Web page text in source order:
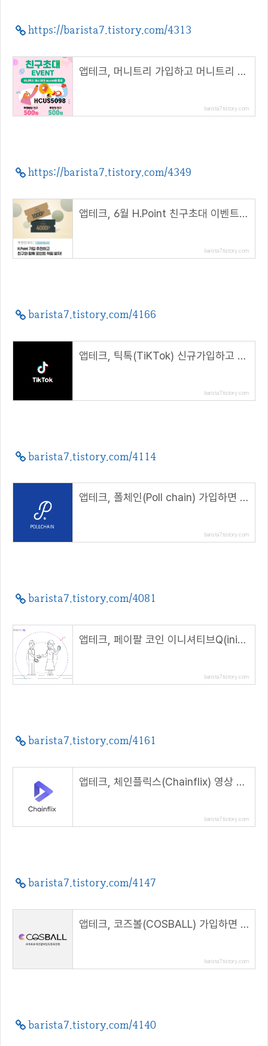
https://barista7.tistory.com/4313
앱테크, 머니트리 가입하고 머니트리 캐시 500원 받자( 추천 코드 : HCUS5098 )
barista7.tistory.com
https://barista7.tistory.com/4349
앱테크, 6월 H.Point 친구초대 이벤트 1000P 받기( 추천 코드 : 10684644 )
barista7.tistory.com
barista7.tistory.com/4166
앱테크, 틱톡(TiKTok) 신규가입하고 최대 150000 포인트 받자( 추천코드 : E13501925 )
barista7.tistory.com
barista7.tistory.com/4114
앱테크, 폴체인(Poll chain) 가입하면 200 POLL 지급 ( 추천코드 : 2131245 )
barista7.tistory.com
barista7.tistory.com/4081
앱테크, 페이팔 코인 이니셔티브Q(initiative Q) 초대 이벤트
barista7.tistory.com
barista7.tistory.com/4161
앱테크, 체인플릭스(Chainflix) 영상 시청하면 CFX 코인 적립하자( 추천코드 : code21 )
barista7.tistory.com
barista7.tistory.com/4147
앱테크, 코즈볼(COSBALL) 가입하면 10 코인 지급( 추천코드 : CBB2317 )
barista7.tistory.com
barista7.tistory.com/4140